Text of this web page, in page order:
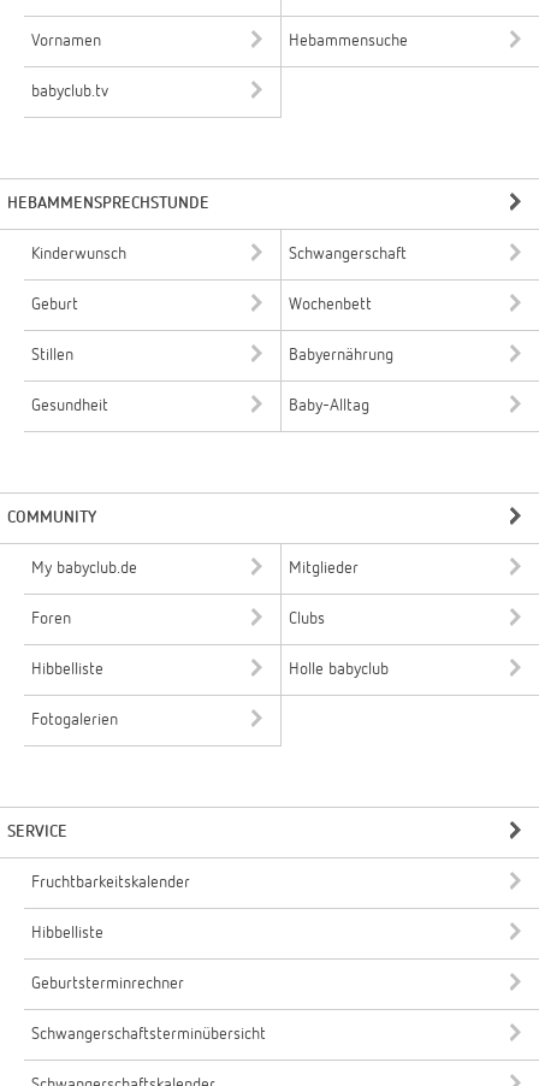
Vornamen Hebammensuche
babyclub.tv
HEBAMMENSPRECHSTUNDE
Kinderwunsch Schwangerschaft
Geburt Wochenbett
Stillen Babyernährung
Gesundheit Baby-Alltag
COMMUNITY
My babyclub.de Mitglieder
Foren Clubs
Hibbelliste Holle babyclub
Fotogalerien
SERVICE
Fruchtbarkeitskalender
Hibbelliste
Geburtsterminrechner
Schwangerschaftsterminübersicht